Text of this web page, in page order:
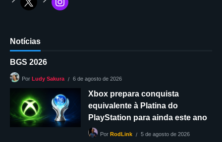
Notícias
BGS 2026
Por Ludy Sakura 6 de agosto de 2026
Xbox prepara conquista
equivalente à Platina do
PlayStation para ainda este ano
Por RodLink 5 de agosto de 2026